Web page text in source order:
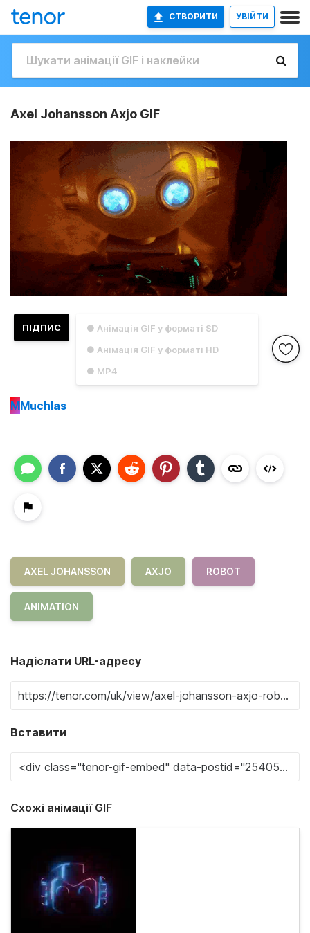
СТВОРИТИ УВІЙТИ
Axel Johansson Axjo GIF
● Анімація GIF у форматі SD
● Анімація GIF у форматі HD
● MP4
ПІДПИС
MMuchlas
AXEL JOHANSSON AXJO ROBOT
ANIMATION
Надіслати URL-адресу
Вставити
Схожі анімації GIF